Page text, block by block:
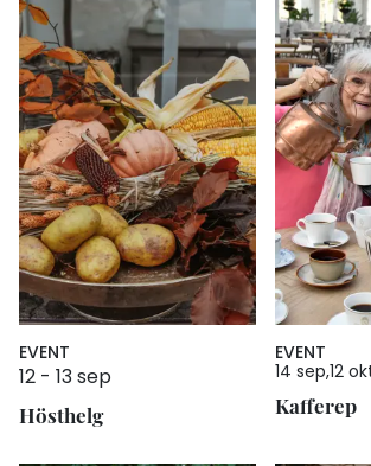
EVENT
12- 13 sep
Hösthelg
EVENT
14 sep12
Kafferep